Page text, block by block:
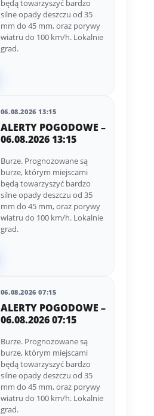
będą towarzyszyć bardzo
silne opady deszczu od 35
mm do 45 mm, oraz porywy
wiatru do 100 km/h. Lokalnie
grad.
06.08.2026 13:15
ALERTY POGODOWE –
06.08.2026 13:15
Burze. Prognozowane są
burze, którym miejscami
będą towarzyszyć bardzo
silne opady deszczu od 35
mm do 45 mm, oraz porywy
wiatru do 100 km/h. Lokalnie
grad.
06.08.2026 07:15
ALERTY POGODOWE –
06.08.2026 07:15
Burze. Prognozowane są
burze, którym miejscami
będą towarzyszyć bardzo
silne opady deszczu od 35
mm do 45 mm, oraz porywy
wiatru do 100 km/h. Lokalnie
grad.